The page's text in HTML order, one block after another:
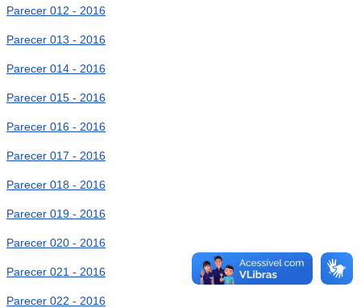
Parecer 012 - 2016
Parecer 013 - 2016
Parecer 014 - 2016
Parecer 015 - 2016
Parecer 016 - 2016
Parecer 017 - 2016
Parecer 018 - 2016
Parecer 019 - 2016
Parecer 020 - 2016
Parecer 021 - 2016
Parecer 022 - 2016